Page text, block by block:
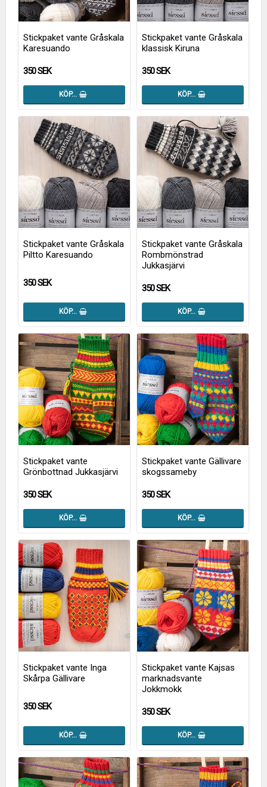
Stickpaket vante Gråskala
Karesuando
350 SEK
KÖP…
Stickpaket vante Gråskala
klassisk Kiruna
350 SEK
KÖP…
Stickpaket vante Gråskala
Piltto Karesuando
350 SEK
KÖP…
Stickpaket vante Gråskala
Rombmönstrad
Jukkasjärvi
350 SEK
KÖP…
Stickpaket vante
Grönbottnad Jukkasjärvi
350 SEK
KÖP…
Stickpaket vante Gällivare
skogssameby
350 SEK
KÖP…
Stickpaket vante Inga
Skårpa Gällivare
350 SEK
KÖP…
Stickpaket vante Kajsas
marknadsvante
Jokkmokk
350 SEK
KÖP…